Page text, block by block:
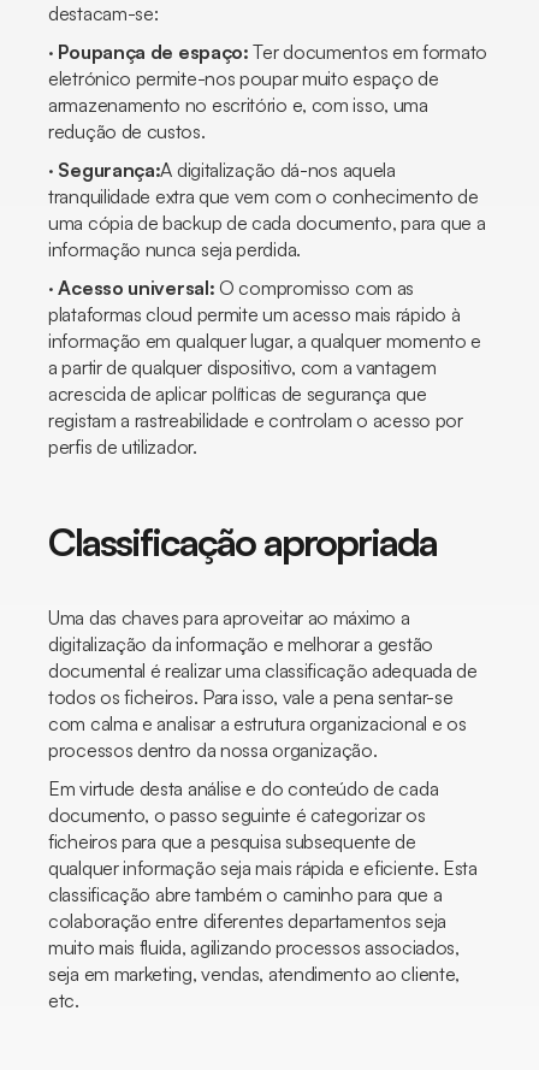
destacam-se:
· Poupança de espaço: Ter documentos em formato
eletrónico permite-nos poupar muito espaço de
armazenamento no escritório e, com isso, uma
redução de custos.
· Segurança:A digitalização dá-nos aquela
tranquilidade extra que vem com o conhecimento de
uma cópia de backup de cada documento, para que a
informação nunca seja perdida.
·Acesso universal: O compromisso com as
plataformas cloud permite um acesso mais rápido à
informação em qualquer lugar, a qualquer momento e
a partir de qualquer dispositivo, com a vantagem
acrescida de aplicar políticas de segurança que
registam a rastreabilidade e controlam o acesso por
perfis de utilizador.
Classificação apropriada
Uma das chaves para aproveitar ao máximo a
digitalização da informação e melhorar a gestão
documental é realizar uma classificação adequada de
todos os ficheiros. Para isso, vale a pena sentar-se
com calma e analisar a estrutura organizacional e os
processos dentro da nossa organização.
Em virtude desta análise e do conteúdo de cada
documento, o passo seguinte é categorizar os
ficheiros para que a pesquisa subsequente de
qualquer informação seja mais rápida e eficiente. Esta
classificação abre também o caminho para que a
colaboração entre diferentes departamentos seja
muito mais fluida, agilizando processos associados,
seja em marketing, vendas, atendimento ao cliente,
etc.